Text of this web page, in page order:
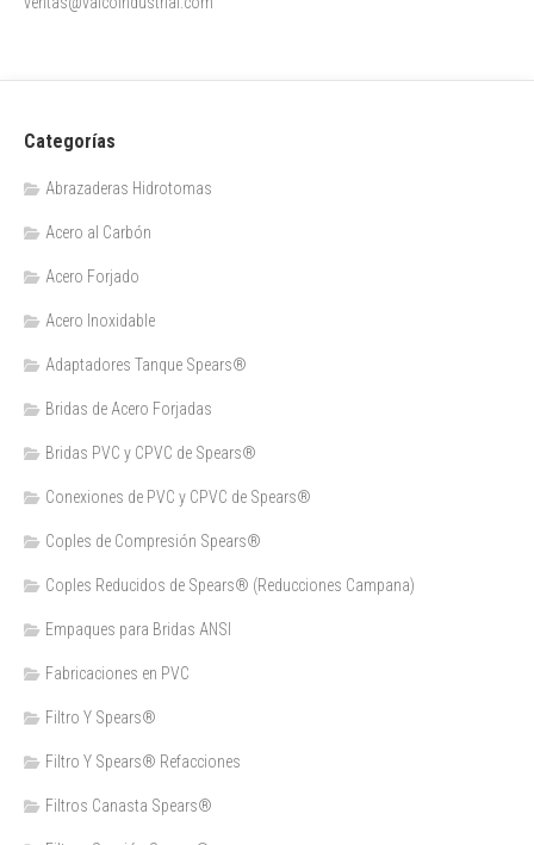
Categorías
Abrazaderas Hidrotomas
Acero al Carbón
Acero Forjado
Acero Inoxidable
Adaptadores Tanque Spears®
Bridas de Acero Forjadas
Bridas PVC y CPVC de Spears®
Conexiones de PVC y CPVC de Spears®
Coples de Compresión Spears®
Coples Reducidos de Spears® (Reducciones Campana)
Empaques para Bridas ANSI
Fabricaciones en PVC
Filtro Y Spears®
Filtro Y Spears® Refacciones
Filtros Canasta Spears®